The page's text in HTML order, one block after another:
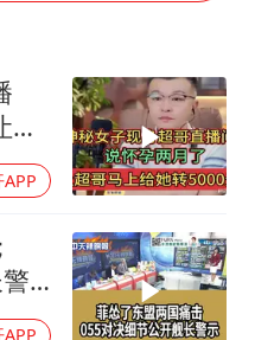
完成新版全月地质图
现代版摸金校尉落网查获400多枚古币
毛宁转发梯田音乐会视频海外网友赞叹
局 实干挑大梁
超